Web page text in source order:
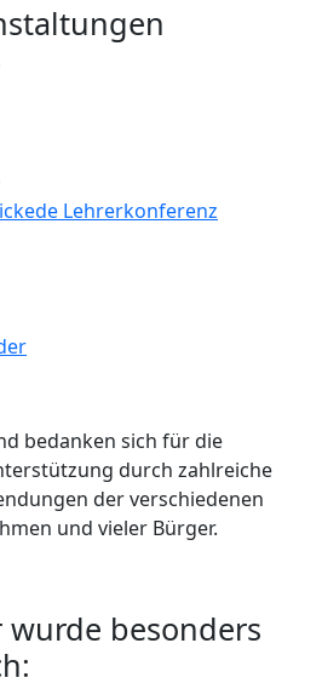
Lehrerkonferenz
bedanken sich für die
durch zahlreiche
der verschiedenen
und vieler Bürger.
wurde besonders